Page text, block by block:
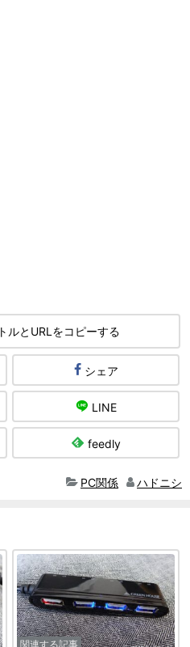
ルとURLをコピーする
シェア
LINE
feedly
PC関係 ハドニシ
関連する記事